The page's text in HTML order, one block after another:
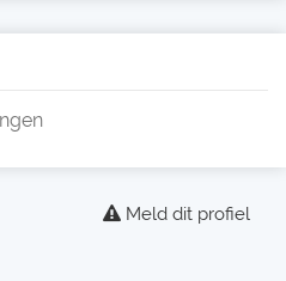
Meld dit profiel